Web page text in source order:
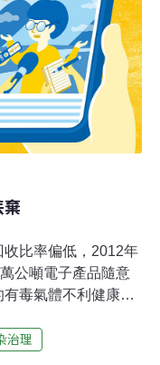
比率偏低，2012年
公噸電子產品隨意
毒氣體不利健康。
、手機被隨意丟
治理